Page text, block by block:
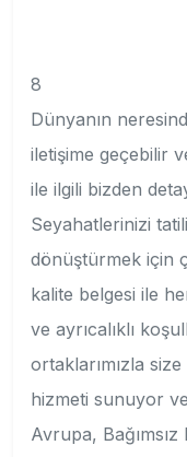
8
Dünyanın
iletişime geçebilir
ile ilgili bizden
Seyahatlerinizi
dönüştürmek için
kalite belgesi ile
ve ayrıcalıklı
ortaklarımızla
hizmeti sunuyor
Avrupa,